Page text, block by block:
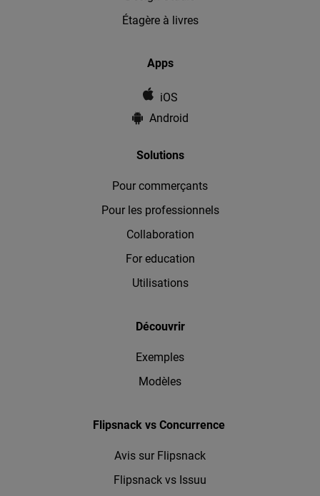
Étagère à livres
Apps
iOS
Android
Solutions
Pour commerçants
Pour les professionnels
Collaboration
For education
Utilisations
Découvrir
Exemples
Modèles
Flipsnack vs Concurrence
Avis sur Flipsnack
Flipsnack vs Issuu